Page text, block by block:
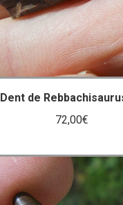
Dent de
72,00€